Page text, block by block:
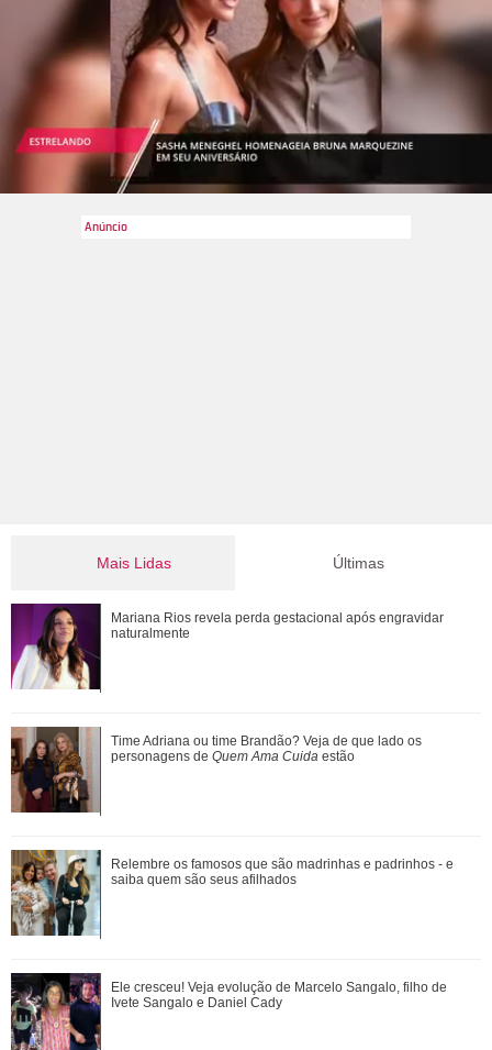
Mais Lidas
Ele cresceu! Veja evolução de Marcelo Sangalo, filho de
Ivete Sangalo e Daniel Cady
Ratinho se envolve em polêmica após falar sobre aparência
do cantor Tiago, da dupla com Hu...
Confira vezes em que Gaby Amarantos mostrou que não
tem medo de falar o que pensa
Durante uma conversa com Filiz sobre o ex-marido de
Irmak, Kivanç acaba revelando que Irmak ...
Últimas
Mariana Rios revela perda gestacional após engravidar
naturalmente
Time Adriana ou time Brandão? Veja de que lado os
personagens de Quem Ama Cuida estão
Relembre os famosos que são madrinhas e padrinhos - e
saiba quem são seus afilhados
Ele cresceu! Veja evolução de Marcelo Sangalo, filho de
Ivete Sangalo e Daniel Cady